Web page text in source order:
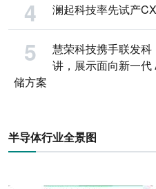
澜起科技率先试产
慧荣科技携手联发
讲，展示面向新一
储方案
半导体行业全景图